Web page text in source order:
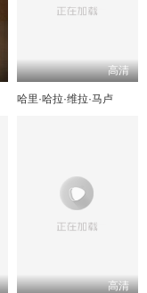
高清
哈里·哈拉·维拉·马卢
高清